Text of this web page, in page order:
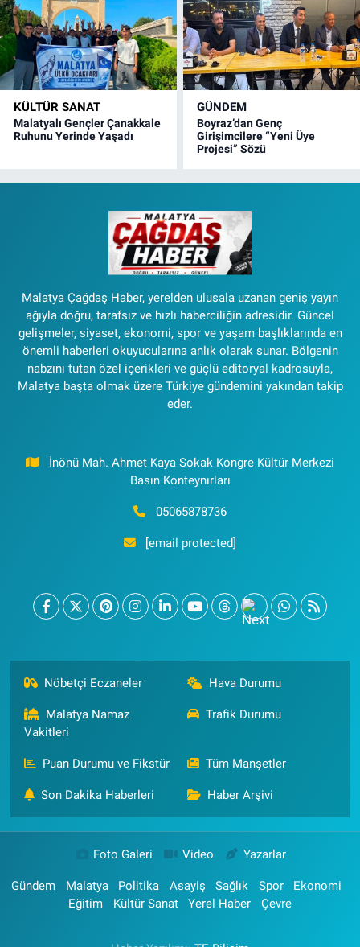
KÜLTÜR SANAT
Malatyalı Gençler Çanakkale
Ruhunu Yerinde Yaşadı
GÜNDEM
Boyraz’dan Genç
Girişimcilere “Yeni Üye
Projesi” Sözü
Malatya Çağdaş Haber, yerelden ulusala uzanan geniş yayın
ağıyla doğru, tarafsız ve hızlı haberciliğin adresidir. Güncel
gelişmeler, siyaset, ekonomi, spor ve yaşam başlıklarında en
önemli haberleri okuyucularına anlık olarak sunar. Bölgenin
nabzını tutan özel içerikleri ve güçlü editoryal kadrosuyla,
Malatya başta olmak üzere Türkiye gündemini yakından takip
eder.
İnönü Mah. Ahmet Kaya Sokak Kongre Kültür Merkezi
Basın Konteynırları
05065878736
[email protected]
Nöbetçi Eczaneler Hava Durumu
Malatya Namaz
Vakitleri
Trafik Durumu
Puan Durumu ve Fikstür Tüm Manşetler
Son Dakika Haberleri Haber Arşivi
Foto Galeri Video Yazarlar
Gündem Malatya Politika Asayiş Sağlık Spor
Ekonomi
Eğitim
Kültür Sanat Yerel Haber Çevre